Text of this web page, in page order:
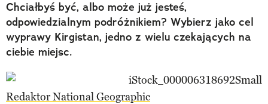
Chciałbyś być, albo może już jesteś,
odpowiedzialnym podróżnikiem? Wybierz jako cel
wyprawy Kirgistan, jedno z wielu czekających na
ciebie miejsc.
Redaktor National Geographic